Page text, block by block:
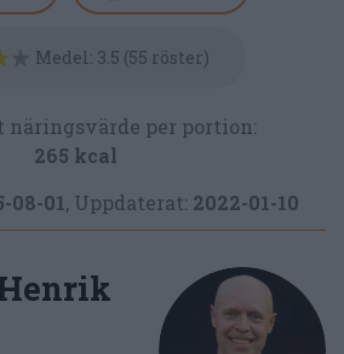
Medel: 3.5 (55 röster)
näringsvärde per portion:
265 kcal
08-01, Uppdaterat: 2022-01-10